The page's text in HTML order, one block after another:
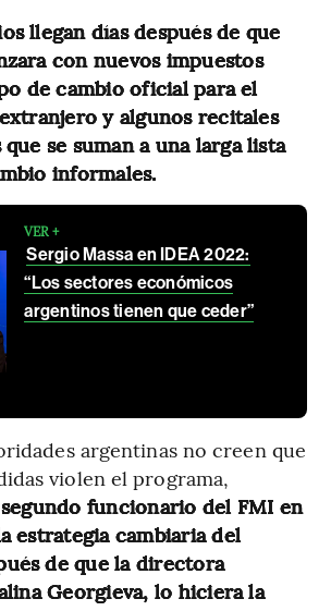
llegan días después de que
con nuevos impuestos
de cambio oficial para el
y algunos recitales
se suman a una larga lista
informales.
VER +
Sergio Massa en IDEA 2022:
“Los sectores económicos
argentinos tienen que ceder”
argentinas no creen que
violen el programa,
funcionario del FMI en
estrategia cambiaria del
de que la directora
Georgieva, lo hiciera la